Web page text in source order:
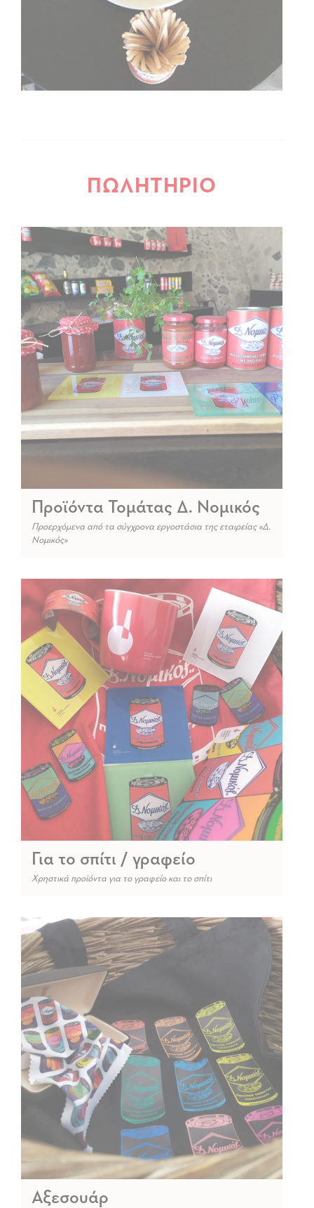
ΠΩΛΗΤΗΡΙΟ
Προϊόντα Τομάτας Δ. Νομικός
Προερχόμενα από τα σύγχρονα εργοστάσια της εταιρείας «Δ.
Νομικός»
Για το σπίτι / γραφείο
Χρηστικά προϊόντα για το γραφείο και το σπίτι
Αξεσουάρ